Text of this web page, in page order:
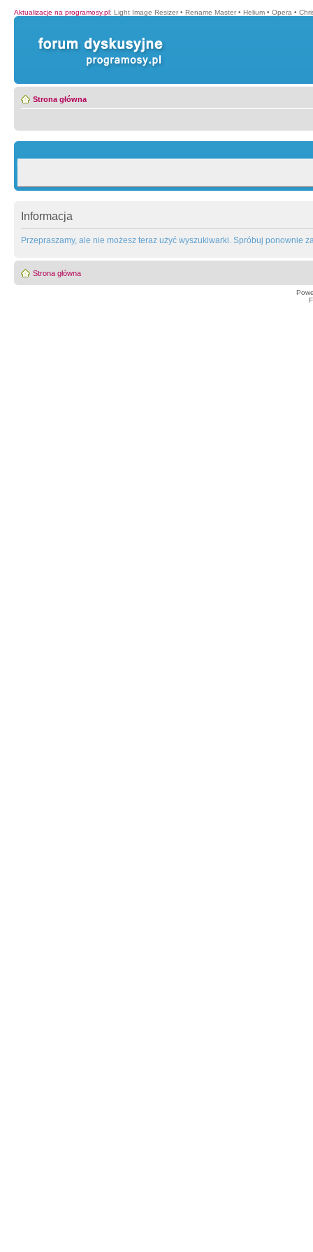
Aktualizacje na programosy.pl: Light Image Resizer • Rename Master • Helium • Opera •
Strona główna
Informacja
Przepraszamy, ale nie możesz teraz użyć wyszukiwarki. Spróbuj ponownie
Strona główna